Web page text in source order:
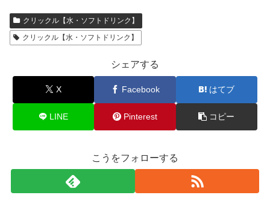
クリックル【水・ソフトドリンク】
クリックル【水・ソフトドリンク】
シェアする
X Facebook はてブ
LINE Pinterest コピー
こうをフォローする